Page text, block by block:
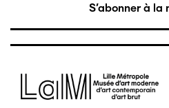
S'abonner à la
Image